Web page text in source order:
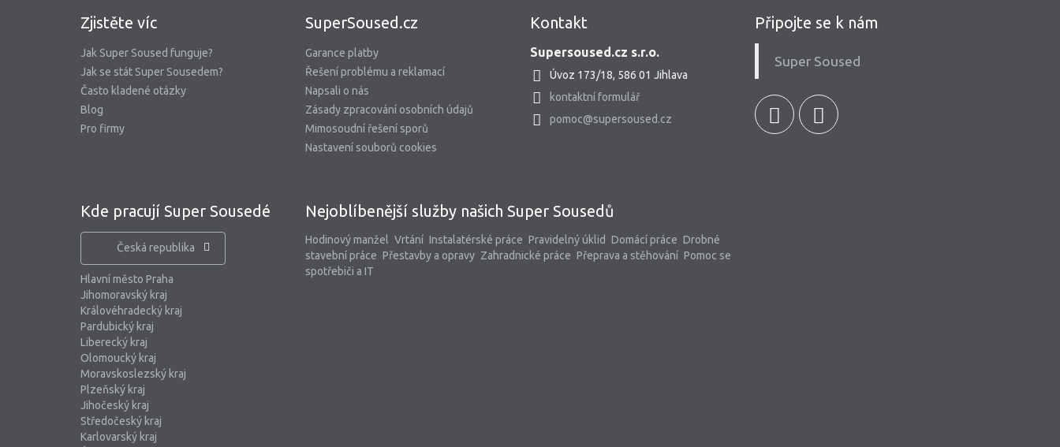
Zjistěte víc
Jak Super Soused funguje?
Jak se stát Super Sousedem?
Často kladené otázky
Blog
Pro firmy
SuperSoused.cz
Garance platby
Řešení problému a reklamací
Napsali o nás
Zásady zpracování osobních údajů
Mimosoudní řešení sporů
Nastavení souborů cookies
Kontakt
Supersoused.cz s.r.o.
Úvoz 173/18, 586 01 Jihlava
kontaktní formulář
pomoc@supersoused.cz
Kde pracují Super Sousedé
Česká republika
Hlavní město Praha
Jihomoravský kraj
Královéhradecký kraj
Pardubický kraj
Liberecký kraj
Olomoucký kraj
Moravskoslezský kraj
Plzeňský kraj
Jihočeský kraj
Středočeský kraj
Karlovarský kraj
Nejoblíbenější služby našich Super Sousedů
Hodinový manžel Vrtání Instalatérské práce Pravidelný úklid Domácí práce Drobné
stavební práce Přestavby a opravy Zahradnické práce Přeprava a stěhování Pomoc se
spotřebiči a IT
Připojte se k nám
Super Soused